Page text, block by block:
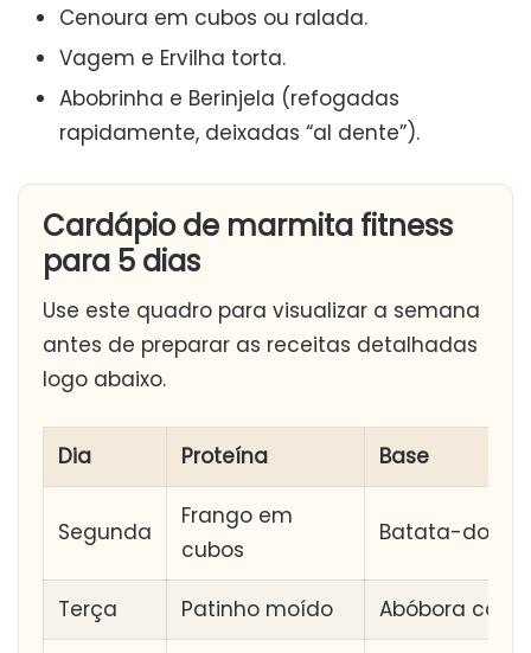
Cenoura em cubos ou ralada.
Vagem e Ervilha torta.
Abobrinha e Berinjela (refogadas
rapidamente, deixadas “al dente”).
Cardápio de marmita fitness
para 5 dias
Use este quadro para visualizar a semana
antes de preparar as receitas detalhadas
logo abaixo.
Dia Proteína Base
Segunda
Frango em
cubos
Batata-doce
Terça Patinho moído Abóbora